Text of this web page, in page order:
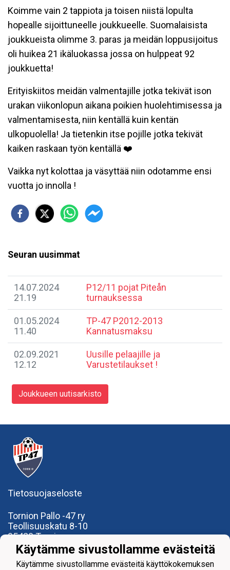
Koimme vain 2 tappiota ja toisen niistä lopulta
hopealle sijoittuneelle joukkueelle. Suomalaisista
joukkueista olimme 3. paras ja meidän loppusijoitus
oli huikea 21 ikäluokassa jossa on hulppeat 92
joukkuetta!
Erityiskiitos meidän valmentajille jotka tekivät ison
urakan viikonlopun aikana poikien huolehtimisessa ja
valmentamisesta, niin kentällä kuin kentän
ulkopuolella! Ja tietenkin itse pojille jotka tekivät
kaiken raskaan työn kentällä ❤️
Vaikka nyt kolottaa ja väsyttää niin odotamme ensi
vuotta jo innolla !
Seuran uusimmat
14.07.2024
21.19
P12/11 pojat Piteån
turnauksessa
01.05.2024
11.40
​TP-47 P2012-2013
Kannatusmaksu
02.09.2021
12.12
Uusille pelaajille ja
Varustetilaukset !
Joukkueen uutisarkisto
Tietosuojaseloste
Tornion Pallo -47 ry
Teollisuuskatu 8-10
95420 Tornio
+35840591 9275
office@tp47.com
Käytämme sivustollamme evästeitä
Käytämme sivustollamme evästeitä käyttökokemuksen